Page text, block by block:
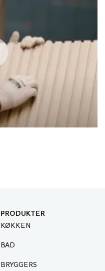
PRODUKTER
KØKKEN
BAD
BRYGGERS